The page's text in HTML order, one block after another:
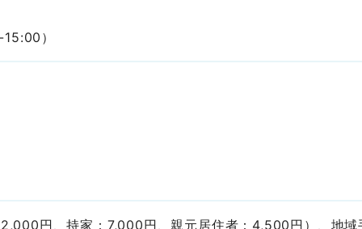
）
円、持家：7,000円、親元居住者：4,500円）、地